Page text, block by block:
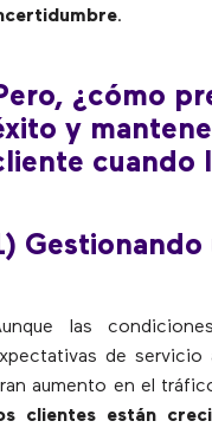
.
¿cómo
y
cuando
las
de
aumento en el
clientes están